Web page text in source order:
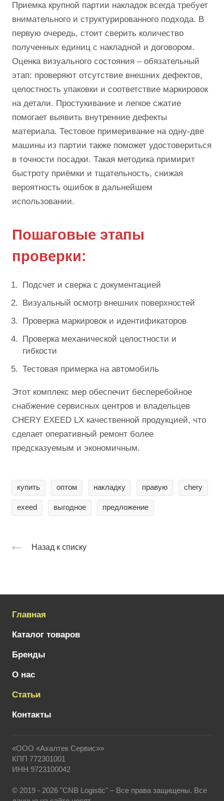
Приемка крупной партии накладок всегда требует
внимательного и структурированного подхода. В
первую очередь, стоит сверить количество
полученных единиц с накладной и договором.
Оценка визуального состояния – обязательный
этап: проверяют отсутствие внешних дефектов,
целостность упаковки и соответствие маркировок
на детали. Простукивание и легкое сжатие
помогает выявить внутренние дефекты
материала. Тестовое примеривание на одну-две
машины из партии также поможет удостовериться
в точности посадки. Такая методика примирит
быстроту приёмки и тщательность, снижая
вероятность ошибок в дальнейшем
использовании.
Пошаговые этапы
проверки:
Подсчет и сверка с документацией
Визуальный осмотр внешних поверхностей
Проверка маркировок и идентификаторов
Проверка механической целостности и
гибкости
Тестовая примерка на автомобиль
Этот комплекс мер обеспечит бесперебойное
снабжение сервисных центров и владельцев
CHERY EXEED LX качественной продукцией, что
сделает оперативный ремонт более
предсказуемым и экономичным.
купить оптом накладку правую chery
exeed выгодное предложение
Назад к списку
Главная
Каталог товаров
Бренды
О нас
Статьи
Контакты
«ООО «Ахалтек Сервис»»
КПП 772301001
ИНН 9723100042
© 2019 - 2026 "CNB Logistic" – Все права защищены. Все